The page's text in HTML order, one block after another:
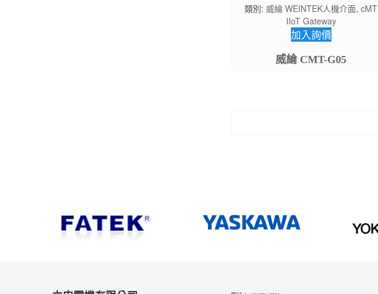
類別: 威綸 WEINTEK人機介面,cMT
IIoT Gateway
加入詢價
威綸 CMT-G05